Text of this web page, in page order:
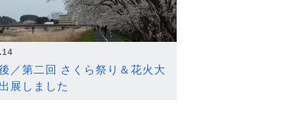
／第二回 さくら祭り＆花火大
展しました